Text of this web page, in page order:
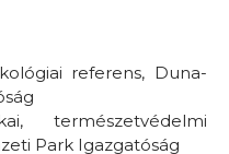
referens, Duna-
természetvédelmi
Park Igazgatóság